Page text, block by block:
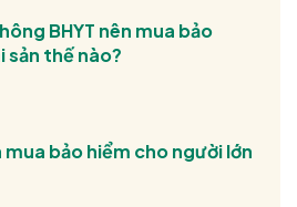
BHYT nên mua bảo
sản thế nào?
mua bảo hiểm cho người lớn